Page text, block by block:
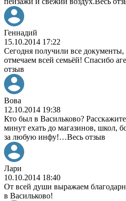
Геннадий
15.10.2014 17:22
Сегодня получили все
отмечаем всей семьёй! Спасибо
отзыв
Вова
12.10.2014 19:38
Кто был в Васильково?
минут ехать до магазинов, школ,
за любую инфу!…Весь отзыв
Лари
10.10.2014 18:40
От всей души выражаем
в Васильково!